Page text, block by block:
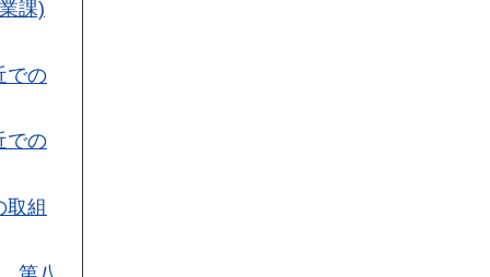
課)
での
での
取組